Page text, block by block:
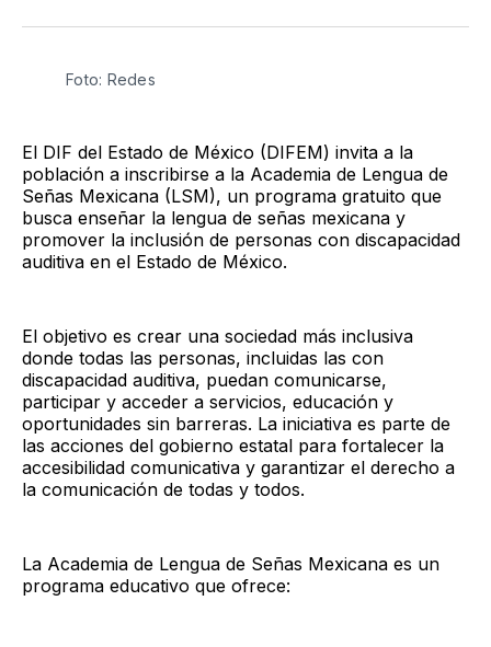
TwitterFacebook
LinkedIn
Email
Foto: Redes
El DIF del Estado de México (DIFEM) invita a la
población a inscribirse a la Academia de Lengua de
Señas Mexicana (LSM), un programa gratuito que
busca enseñar la lengua de señas mexicana y
promover la inclusión de personas con discapacidad
auditiva en el Estado de México.
El objetivo es crear una sociedad más inclusiva
donde todas las personas, incluidas las con
discapacidad auditiva, puedan comunicarse,
participar y acceder a servicios, educación y
oportunidades sin barreras. La iniciativa es parte de
las acciones del gobierno estatal para fortalecer la
accesibilidad comunicativa y garantizar el derecho a
la comunicación de todas y todos.
La Academia de Lengua de Señas Mexicana es un
programa educativo que ofrece: